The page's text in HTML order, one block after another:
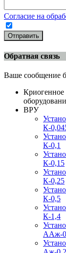
Согласие на
Отправить
Обратная связь
Ваше сообщение
Криогенное
ВРУ
К-
К-0,1
К-0,15
К-0,25
К-0,5
К-1,4
ААж-